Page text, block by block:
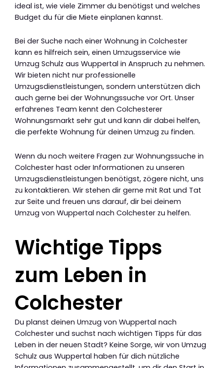
ideal ist, wie viele Zimmer du benötigst und welches
Budget du für die Miete einplanen kannst.
Bei der Suche nach einer Wohnung in Colchester
kann es hilfreich sein, einen Umzugsservice wie
Umzug Schulz aus Wuppertal in Anspruch zu nehmen.
Wir bieten nicht nur professionelle
Umzugsdienstleistungen, sondern unterstützen dich
auch gerne bei der Wohnungssuche vor Ort. Unser
erfahrenes Team kennt den Colchesterer
Wohnungsmarkt sehr gut und kann dir dabei helfen,
die perfekte Wohnung für deinen Umzug zu finden.
Wenn du noch weitere Fragen zur Wohnungssuche in
Colchester hast oder Informationen zu unseren
Umzugsdienstleistungen benötigst, zögere nicht, uns
zu kontaktieren. Wir stehen dir gerne mit Rat und Tat
zur Seite und freuen uns darauf, dir bei deinem
Umzug von Wuppertal nach Colchester zu helfen.
Wichtige Tipps
zum Leben in
Colchester
Du planst deinen Umzug von Wuppertal nach
Colchester und suchst nach wichtigen Tipps für das
Leben in der neuen Stadt? Keine Sorge, wir von Umzug
Schulz aus Wuppertal haben für dich nützliche